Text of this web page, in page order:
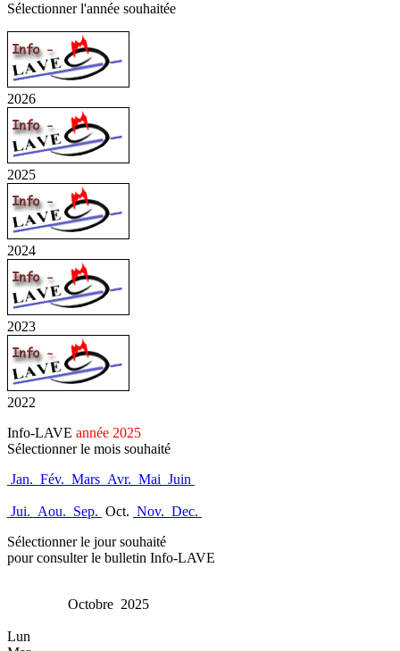
Sélectionner l'année souhaitée
2026
2025
2024
2023
2022
Info-LAVE année 2025
Sélectionner le mois souhaité
Jan. Fév. Mars Avr. Mai Juin
Jui. Aou. Sep. Oct. Nov. Dec.
Sélectionner le jour souhaité
pour consulter le bulletin Info-LAVE
Octobre 2025
Lun